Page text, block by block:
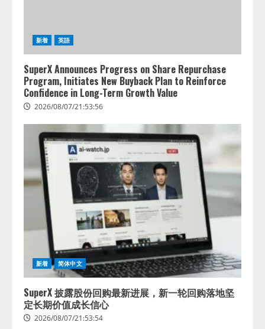
新着 英語
SuperX Announces Progress on Share Repurchase
Program, Initiates New Buyback Plan to Reinforce
Confidence in Long-Term Growth Value
2026/08/07/21:53:56
新着 简体中文
SuperX 披露股份回购最新进展，新一轮回购落地坚
定长期价值成长信心
2026/08/07/21:53:54